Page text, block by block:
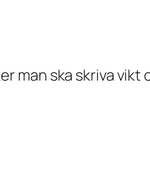
man ska skriva vikt